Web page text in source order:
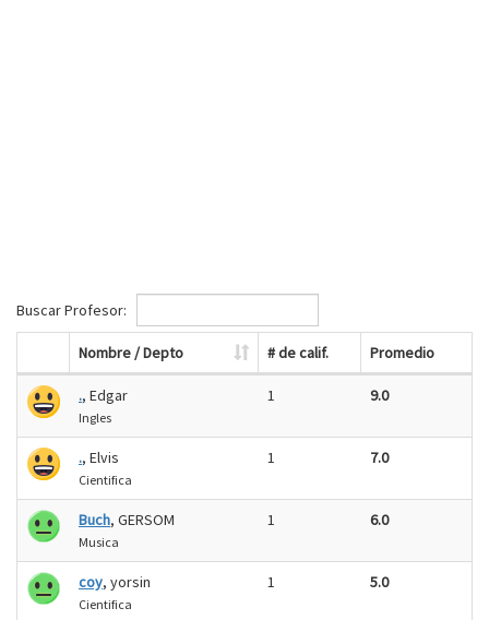
Buscar Profesor:
Nombre / Depto # de calif. Promedio
., Edgar
Ingles
1 9.0
., Elvis
Cientifica
1 7.0
Buch, GERSOM
Musica
1 6.0
coy, yorsin
Cientifica
1 5.0